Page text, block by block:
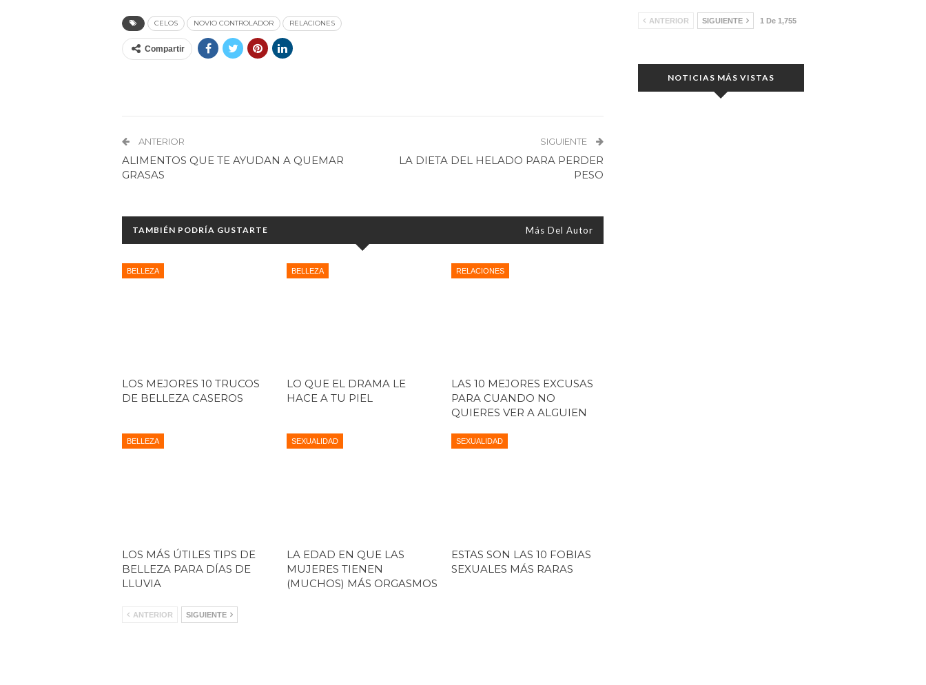
CELOS NOVIO CONTROLADOR RELACIONES
Compartir
ANTERIOR
ALIMENTOS QUE TE AYUDAN A QUEMAR
GRASAS
SIGUIENTE
LA DIETA DEL HELADO PARA PERDER
PESO
TAMBIÉN PODRÍA GUSTARTE Más Del Autor
BELLEZA
LOS MEJORES 10 TRUCOS
DE BELLEZA CASEROS
BELLEZA
LO QUE EL DRAMA LE
HACE A TU PIEL
RELACIONES
LAS 10 MEJORES EXCUSAS
PARA CUANDO NO
QUIERES VER A ALGUIEN
BELLEZA
LOS MÁS ÚTILES TIPS DE
BELLEZA PARA DÍAS DE
LLUVIA
SEXUALIDAD
LA EDAD EN QUE LAS
MUJERES TIENEN
(MUCHOS) MÁS ORGASMOS
SEXUALIDAD
ESTAS SON LAS 10 FOBIAS
SEXUALES MÁS RARAS
ANTERIOR SIGUIENTE
ANTERIOR SIGUIENTE 1 De 1,755
NOTICIAS MÁS VISTAS